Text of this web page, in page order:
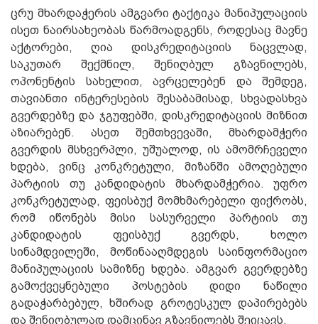
ცრუ მხარდაჭერის ამგვარი ტაქტიკა მანიპულაციის
ისეთ ნაირსახეობას წარმოადგენს, როდესაც მავნე
აქტორები, ღია დისკრედიტაციის ნაცვლად,
საკუთარ შექმნილ, შენიღბულ გზავნილებს,
ოპონენტის სახელით, ავრცელებენ და შემდეგ,
თავიანთი ინტერესების შესაბამისად, სხვადასხვა
გვერდებზე და ჯგუფებში, დისკრედიტაციის მიზნით
აზიარებენ. ასეთ შემთხვევაში, მხარდამჭერი
გვერდის მსხვერპლი, უშუალოდ, ის ამომრჩეველი
ხდება, ვინც კონკრეტული, მიზანში ამოღებული
პარტიის თუ კანდიდატის მხარდამჭერია. უფრო
კონკრეტულად, ფეისბუქ მომხმარებელი ფიქრობს,
რომ იწონებს მისი სასურველი პარტიის თუ
კანდიდატის ფეისბუქ გვერდს, ხოლო
სინამდვილეში, მოწინააღმდეგის საინფორმაციო
მანიპულაციის სამიზნე ხდება. ამგვარ გვერდებზე
გამოქვეყნებული პოსტების დიდი ნაწილი
გადაჭარბებულ, ხშირად გროტესკულ დაპირებებს
და შენიღბულად დამცინავ გზავნილებს შეიცავს.